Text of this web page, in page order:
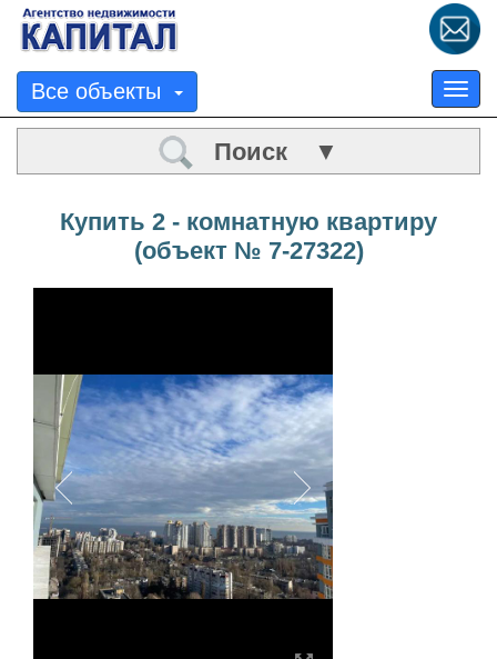
Все объекты
Поиск ▼
Купить 2 - комнатную квартиру
(объект № 7-27322)